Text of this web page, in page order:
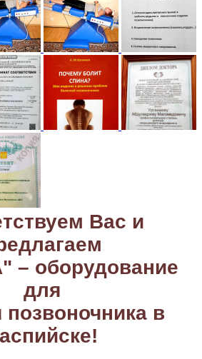
Вас и
– оборудование
для
позвоночника в